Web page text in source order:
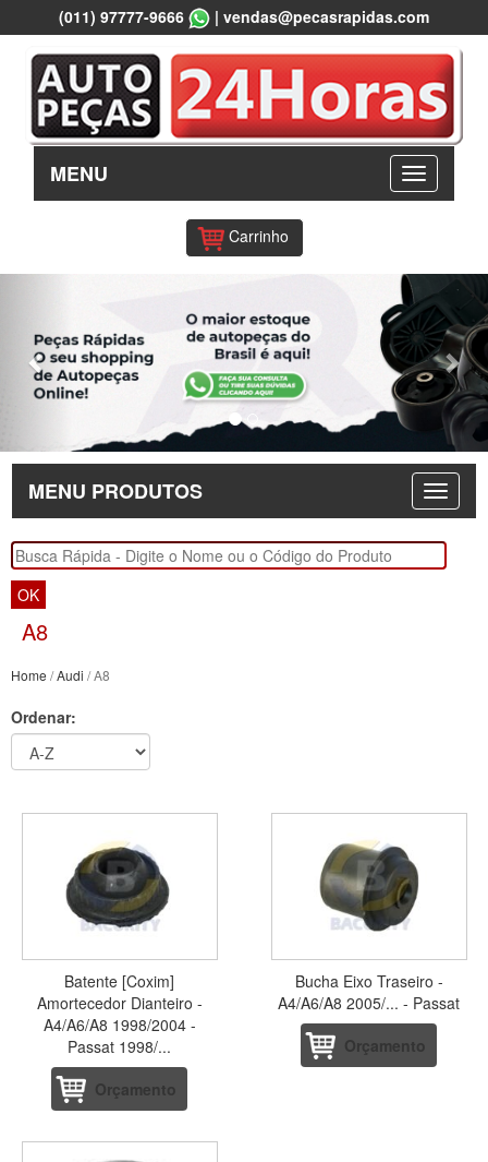
(011) 97777-9666 | vendas@pecasrapidas.com
MENU
Carrinho
MENU PRODUTOS
OK
A8
Home /Audi / A8
Ordenar:
Batente [Coxim]
Amortecedor Dianteiro -
A4/A6/A8 1998/2004 -
Passat 1998/...
Orçamento
Bucha Eixo Traseiro -
A4/A6/A8 2005/... - Passat
Orçamento